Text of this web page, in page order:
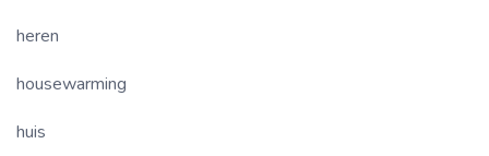
heren
housewarming
huis